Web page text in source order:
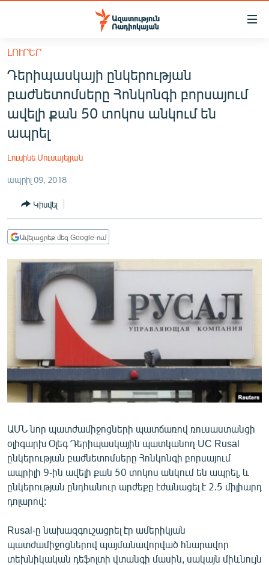
Մատչելիության
հիմնական
բովանդակությանը
հիմնական
մենյուին
Որոնում
ՀԱՅԱՍՏԱՆ
ՔԱՂԱՔԱԿԱՆ
ԸՆՏՐՈՒԹՅՈՒՆՆԵՐ 2026
ՊԱՏԵՐԱԶՄԻ 6 ՇԱԲԱԹՆԵՐԸ
ՏԱՐԱԾԱՇՐՋԱՆ
ՄԻՋԱԶԳԱՅԻՆ
ՄՇԱԿՈՒՅԹ
ՍՊՈՐՏ
ՄԵԿՆԱԲԱՆՈՒԹՅՈՒՆ
ՏՏ ԵՒ ԻՆՏԵՐՆԵՏ
ԿՈՐՈՆԱՎԻՐՈՒՍ
ՏԵՍԱՆՅՈՒԹԵՐ
ԲԱՆԱՎԵՃ
ՁԳՏԵԼՈՎ ԼԱՎԱԳՈՒՅՆԻՆ
ՓՈԴՔԱՍԹ
Հայերեն
English
ԼՈՒՐԵՐ
Դերիպասկայի ընկերության
բաժնետոմսերը Հոնկոնգի բորսայում
ավելի քան 50 տոկոս անկում են
ապրել
Լուսինե Մուսայելյան
ապրիլ 09, 2018
Կիսվել
Ավելացրեք մեզ Google-ում
ԱՄՆ նոր պատժամիջոցների պատճառով ռուսաստանցի
օլիգարխ Օլեգ Դերիպասկային պատկանող UC Rusal
ընկերության բաժնետոմսերը Հոնկոնգի բորսայում
ապրիլի 9-ին ավելի քան 50 տոկոս անկում են ապրել, և
ընկերության ընդհանուր արժեքը էժանացել է 2.5 միլիարդ
դոլարով:
Rusal-ը նախազգուշացրել էր ամերիկյան
պատժամիջոցներով պայմանավորված հնարավոր
տեխնիկական դեֆոլտի վտանգի մասին, սակայն միևնույն